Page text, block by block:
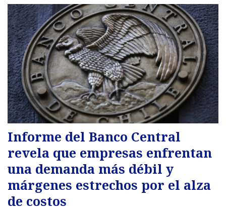
Informe del Banco Central
revela que empresas enfrentan
una demanda más débil y
márgenes estrechos por el alza
de costos